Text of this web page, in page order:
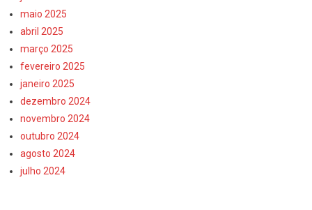
maio 2025
abril 2025
março 2025
fevereiro 2025
janeiro 2025
dezembro 2024
novembro 2024
outubro 2024
agosto 2024
julho 2024